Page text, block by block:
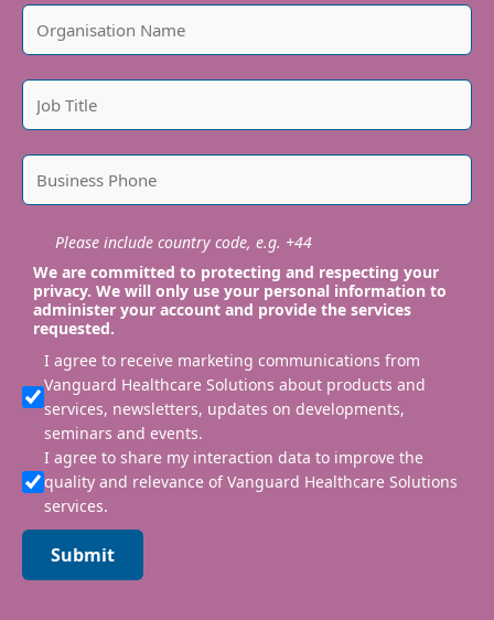
Please include country code, e.g. +44
We are committed to protecting and respecting your
privacy. We will only use your personal information to
administer your account and provide the services
requested.
I agree to receive marketing communications from
Vanguard Healthcare Solutions about products and
services, newsletters, updates on developments,
seminars and events.
I agree to share my interaction data to improve the
quality and relevance of Vanguard Healthcare Solutions
services.
Submit